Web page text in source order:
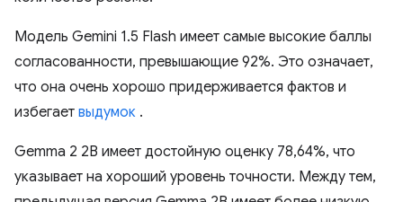
Модель Gemini 1.5 Flash имеет самые высокие баллы
согласованности, превышающие 92%. Это означает,
что она очень хорошо придерживается фактов и
избегает выдумок .
Gemma 2 2B имеет достойную оценку 78,64%, что
указывает на хороший уровень точности. Между тем,